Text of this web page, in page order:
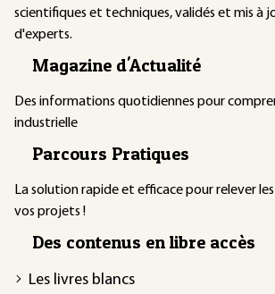
scientifiques et techniques, validés et mis à
d'experts.
Magazine d'Actualité
Des informations quotidiennes pour
industrielle
Parcours Pratiques
La solution rapide et efficace pour relever
vos projets !
Des contenus en libre accès
Les livres blancs